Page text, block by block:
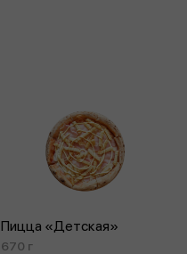
Пицца «Детская»
670 г